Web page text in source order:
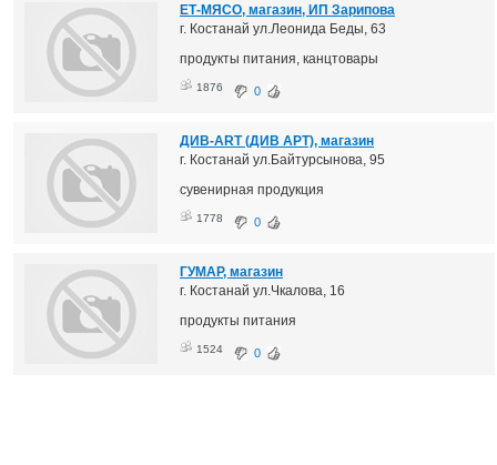
ЕТ-МЯСО, магазин, ИП Зарипова
г. Костанай ул.Леонида Беды, 63
продукты питания, канцтовары
1876 0
ДИВ-ART (ДИВ АРТ), магазин
г. Костанай ул.Байтурсынова, 95
сувенирная продукция
1778 0
ГУМАР, магазин
г. Костанай ул.Чкалова, 16
продукты питания
1524 0